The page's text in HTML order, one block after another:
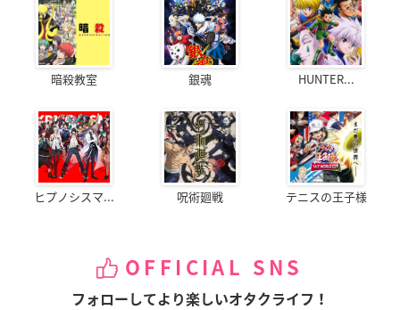
暗殺教室 銀魂 HUNTER...
ヒプノシスマ... 呪術廻戦 テニスの王子様
OFFICIAL SNS
フォローしてより楽しいオタクライフ！